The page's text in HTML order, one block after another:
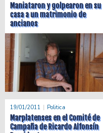
Maniataron y golpearon en su
casa a un matrimonio de
ancianos
19/01/2011 Politica
Marplatenses en el Comité de
Campaña de Ricardo Alfonsín